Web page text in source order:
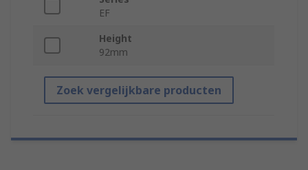
EF
Height
92mm
Zoek vergelijkbare producten